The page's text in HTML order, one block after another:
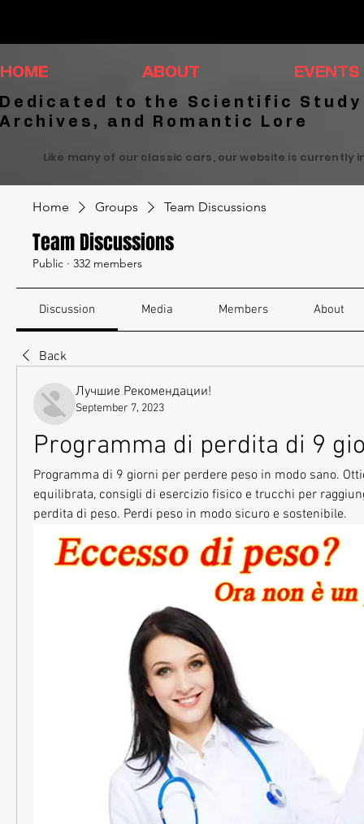
HOME ABOUT EVENTS
Dedicated to the Scientific
Archives, and Romantic Lore
Like many of our classic cars, our website is
Home Groups Team Discussions
Team Discussions
Public · 332 members
Discussion Media Members About
Back
Лучшие Рекомендации!
September 7, 2023
Programma di perdita di 9
Programma di 9 giorni per perdere peso in modo sano.
equilibrata, consigli di esercizio fisico e trucchi per
perdita di peso. Perdi peso in modo sicuro e sostenibile.